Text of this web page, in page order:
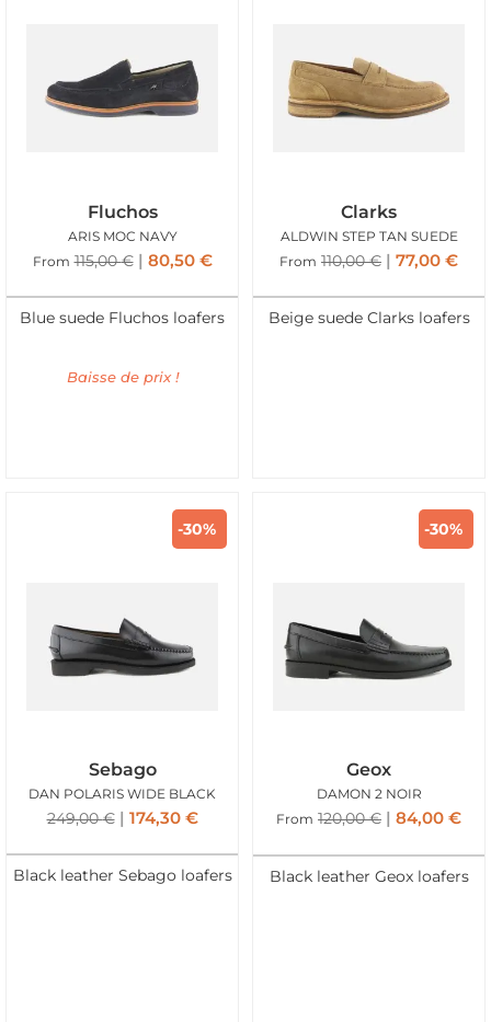
Fluchos
ARIS MOC NAVY
From 115,00€ 80,50 €
Blue suede Fluchos loafers
Baisse de prix !
Clarks
ALDWIN STEP TAN SUEDE
From 110,00€ 77,00 €
Beige suede Clarks loafers
-30%
Sebago
DAN POLARIS WIDE BLACK
249,00€ 174,30 €
Black leather Sebago loafers
-30%
Geox
DAMON 2 NOIR
From 120,00€ 84,00 €
Black leather Geox loafers